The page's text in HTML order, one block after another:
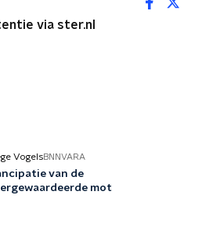
via ster.nl
VogelsBNNVARA
van de
mot